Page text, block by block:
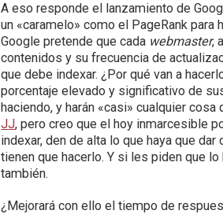
A eso responde el lanzamiento de
un «caramelo» como el PageRank
Google pretende que cada webmaster,
contenidos y su frecuencia de
que debe indexar. ¿Por qué van a
porcentaje elevado y significativo de
haciendo, y harán «casi» cualquier
JJ, pero creo que el hoy inmarcesible
indexar, den de alta lo que haya que
tienen que hacerlo. Y si les piden que
también.
¿Mejorará con ello el tiempo de